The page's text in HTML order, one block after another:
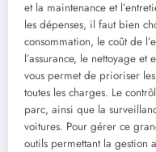
et la maintenance et
les dépenses, il faut bien
consommation, le coût de
l’assurance, le nettoyage
vous permet de prioriser
toutes les charges. Le
parc, ainsi que la
voitures. Pour gérer ce
outils permettant la gestion